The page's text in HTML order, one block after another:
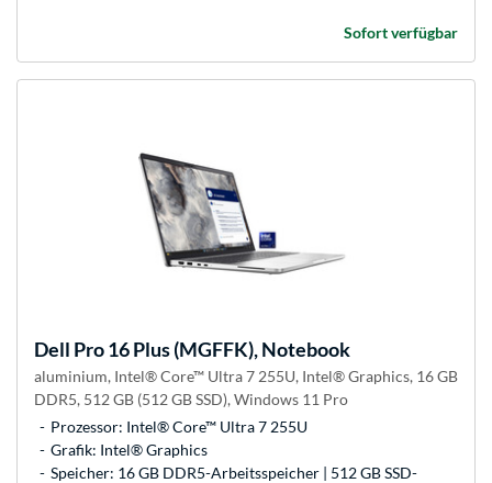
Sofort verfügbar
Dell Pro 16 Plus (MGFFK), Notebook
aluminium, Intel® Core™ Ultra 7 255U, Intel® Graphics, 16 GB
DDR5, 512 GB (512 GB SSD), Windows 11 Pro
Prozessor: Intel® Core™ Ultra 7 255U
Grafik: Intel® Graphics
Speicher: 16 GB DDR5-Arbeitsspeicher | 512 GB SSD-